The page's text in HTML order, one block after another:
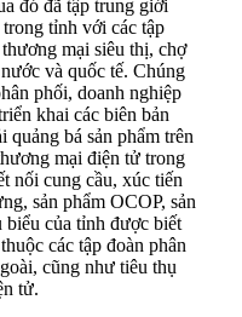
đó đã tập trung giới
tỉnh với các tập
mại siêu thị, chợ
và quốc tế. Chúng
phối, doanh nghiệp
khai các biên bản
quảng bá sản phẩm trên
mại điện tử trong
nối cung cầu, xúc tiến
sản phẩm OCOP, sản
biểu của tỉnh được biết
các tập đoàn phân
cũng như tiêu thụ
tử.